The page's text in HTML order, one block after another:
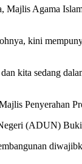
Agama
kini
kita sedang
Penyerahan
(ADUN)